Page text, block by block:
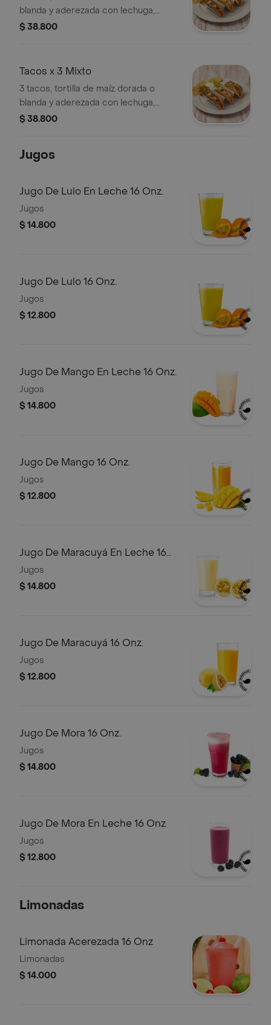
blanda y aderezada con lechuga,
guacamole, pico de gallo y sour
$ 38.800
Tacos x 3 Mixto
3 tacos, tortilla de maíz dorada o
blanda y aderezada con lechuga,
guacamole, pico de gallo y sour
$ 38.800
Jugos
Jugo De Lulo En Leche 16 Onz.
Jugos
$ 14.800
Jugo De Lulo 16 Onz.
Jugos
$ 12.800
Jugo De Mango En Leche 16 Onz.
Jugos
$ 14.800
Jugo De Mango 16 Onz.
Jugos
$ 12.800
Jugo De Maracuyá En Leche 16
Onz.
Jugos
$ 14.800
Jugo De Maracuyá 16 Onz.
Jugos
$ 12.800
Jugo De Mora 16 Onz.
Jugos
$ 14.800
Jugo De Mora En Leche 16 Onz
Jugos
$ 12.800
Limonadas
Limonada Acerezada 16 Onz
Limonadas
$ 14.000